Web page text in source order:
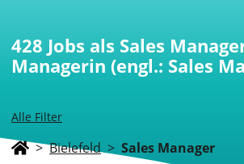
Alle Filter
428 Jobs als Sales
Managerin (engl.: Sales
> Bielefeld > Sales Manager